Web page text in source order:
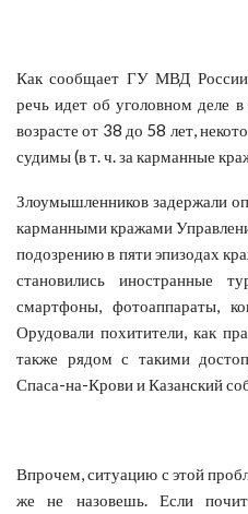
Как сообщает ГУ МВД России
речь идет об уголовном деле
возрасте от 38 до 58 лет,
судимы (в т. ч. за карманные
Злоумышленников задержали
карманными кражами
подозрению в пяти эпизодах
становились иностранные
смартфоны, фотоаппараты,
Орудовали похитители, как
также рядом с такими
Спаса-на-Крови и Казанский
Впрочем, ситуацию с этой
же не назовешь. Если